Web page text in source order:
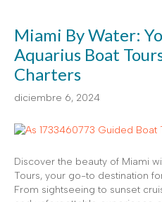
Miami By Water:
Aquarius Boat
Charters
diciembre 6, 2024
Discover the beauty of Miami
Tours, your go-to destination
From sightseeing to sunset